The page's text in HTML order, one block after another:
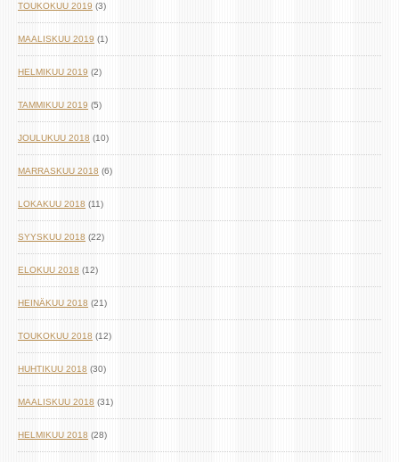
TOUKOKUU 2019 (3)
MAALISKUU 2019 (1)
HELMIKUU 2019 (2)
TAMMIKUU 2019 (5)
JOULUKUU 2018 (10)
MARRASKUU 2018 (6)
LOKAKUU 2018 (11)
SYYSKUU 2018 (22)
ELOKUU 2018 (12)
HEINÄKUU 2018 (21)
TOUKOKUU 2018 (12)
HUHTIKUU 2018 (30)
MAALISKUU 2018 (31)
HELMIKUU 2018 (28)